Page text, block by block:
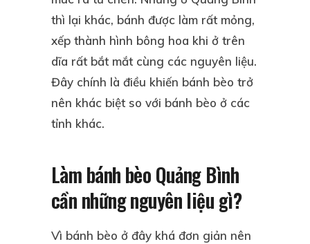
thì lại khác, bánh được làm rất mỏng,
xếp thành hình bông hoa khi ở trên
dĩa rất bắt mắt cùng các nguyên liệu.
Đây chính là điều khiến bánh bèo trở
nên khác biệt so với bánh bèo ở các
tỉnh khác.
Làm bánh bèo Quảng Bình
cần những nguyên liệu gì?
Vì bánh bèo ở đây khá đơn giản nên